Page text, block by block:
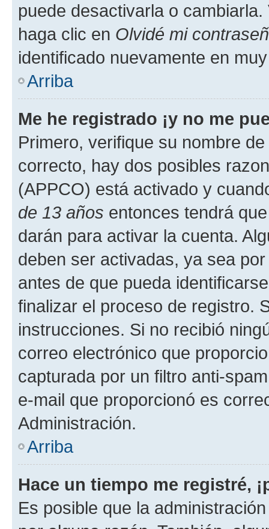
puede desactivarla o
haga clic en Olvidé mi
identificado nuevamente en
Arriba
Me he registrado ¡y no me
Primero, verifique su nombre
correcto, hay dos posibles
(APPCO) está activado y
de 13 años entonces tendrá
darán para activar la cuenta.
deben ser activadas, ya sea
antes de que pueda
finalizar el proceso de registro.
instrucciones. Si no recibió
correo electrónico que
capturada por un filtro anti-
e-mail que proporcionó es
Administración.
Arriba
Hace un tiempo me registré,
Es posible que la